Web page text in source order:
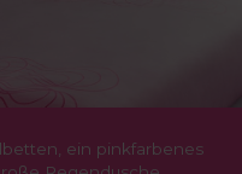
ein pinkfarbenes